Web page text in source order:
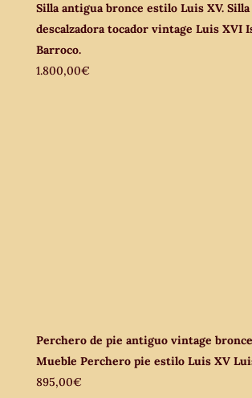
Silla antigua bronce estilo Luis XV. Silla
descalzadora tocador vintage Luis XVI
Barroco.
1.800,00€
Perchero de pie antiguo vintage
Mueble Perchero pie estilo Luis XV
895,00€